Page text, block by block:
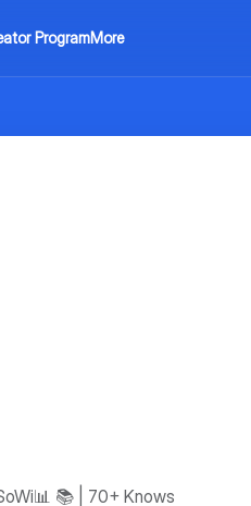
ProgramMore
📚 | 70+ Knows